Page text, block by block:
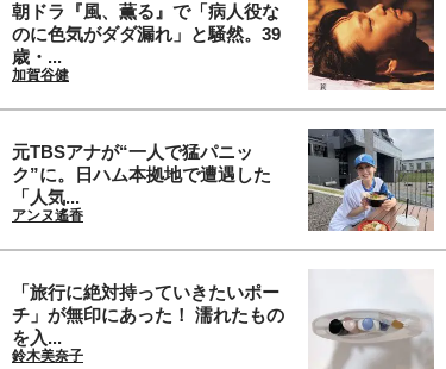
朝ドラ『風、薫る』で「病人役な
のに色気がダダ漏れ」と騒然。39
歳・...
加賀谷健
元TBSアナが“一人で猛パニッ
ク”に。日ハム本拠地で遭遇した
「人気...
アンヌ遙香
「旅行に絶対持っていきたいポー
チ」が無印にあった！ 濡れたもの
を入...
鈴木美奈子